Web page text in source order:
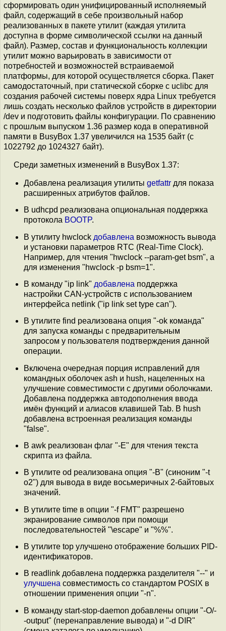
сформировать один унифицированный исполняемый
файл, содержащий в себе произвольный набор
реализованных в пакете утилит (каждая утилита
доступна в форме символической ссылки на данный
файл). Размер, состав и функциональность коллекции
утилит можно варьировать в зависимости от
потребностей и возможностей встраиваемой
платформы, для которой осуществляется сборка. Пакет
самодостаточный, при статической сборке с uclibc для
создания рабочей системы поверх ядра Linux требуется
лишь создать несколько файлов устройств в директории
/dev и подготовить файлы конфигурации. По сравнению
с прошлым выпуском 1.36 размер кода в оперативной
памяти в BusyBox 1.37 увеличился на 1535 байт (с
1022792 до 1024327 байт).
Среди заметных изменений в BusyBox 1.37:
Добавлена реализация утилиты getfattr для показа
расширенных атрибутов файлов.
В udhcpd реализована опциональная поддержка
протокола BOOTP.
В утилиту hwclock добавлена возможность вывода
и установки параметров RTC (Real-Time Clock).
Например, для чтения "hwclock --param-get bsm", а
для изменения "hwclock -p bsm=1".
В команду "ip link" добавлена поддержка
настройки CAN-устройств с использованием
интерфейса netlink ("ip link set type can").
В утилите find реализована опция "-ok команда"
для запуска команды с предварительным
запросом у пользователя подтверждения данной
операции.
Включена очередная порция исправлений для
командных оболочек ash и hush, нацеленных на
улучшение совместимости с другими оболочками.
Добавлена поддержка автодополнения ввода
имён функций и алиасов клавишей Tab. В hush
добавлена встроенная реализация команды
"false".
В awk реализован флаг "-E" для чтения текста
скрипта из файла.
В утилите od реализована опция "-B" (синоним "-t
o2") для вывода в виде восьмеричных 2-байтовых
значений.
В утилите time в опции "-f FMT" разрешено
экранирование символов при помощи
последовательностей "\escape" и "%%".
В утилите top улучшено отображение больших PID-
идентификаторов.
В readlink добавлена поддержка разделителя "--" и
улучшена совместимость со стандартом POSIX в
отношении применения опции "-n".
В команду start-stop-daemon добавлены опции "-O/-
-output" (перенаправление вывода) и "-d DIR"